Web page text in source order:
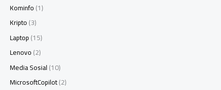
Kominfo(1)
Kripto(3)
Laptop(15)
Lenovo(2)
Media Sosial(10)
MicrosoftCopilot(2)